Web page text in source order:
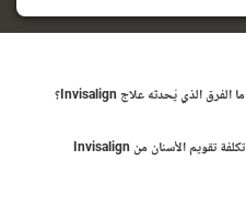
ما الفرق الذي يُحدثه علاج Invisalign؟
تكلفة تقويم الأسنان من Invisalign